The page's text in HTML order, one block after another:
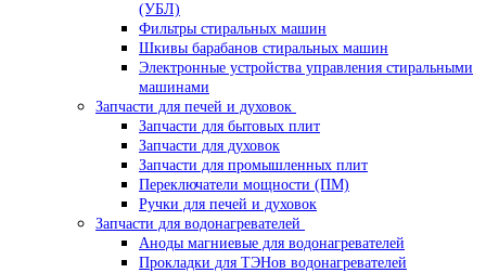
(УБЛ)
Фильтры стиральных машин
Шкивы барабанов стиральных машин
Электронные устройства управления стиральными
машинами
Запчасти для печей и духовок
Запчасти для бытовых плит
Запчасти для духовок
Запчасти для промышленных плит
Переключатели мощности (ПМ)
Ручки для печей и духовок
Запчасти для водонагревателей
Аноды магниевые для водонагревателей
Прокладки для ТЭНов водонагревателей